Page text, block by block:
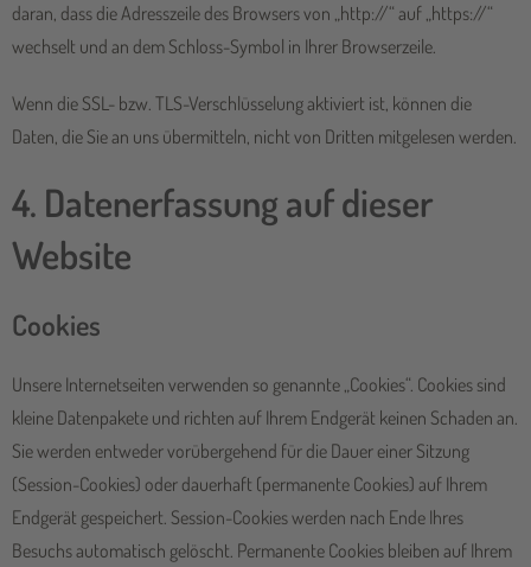
daran, dass die Adresszeile des Browsers von „http://“ auf „https://“
wechselt und an dem Schloss-Symbol in Ihrer Browserzeile.
Wenn die SSL- bzw. TLS-Verschlüsselung aktiviert ist, können die
Daten, die Sie an uns übermitteln, nicht von Dritten mitgelesen werden.
4. Datenerfassung auf dieser
Website
Cookies
Unsere Internetseiten verwenden so genannte „Cookies“. Cookies sind
kleine Datenpakete und richten auf Ihrem Endgerät keinen Schaden an.
Sie werden entweder vorübergehend für die Dauer einer Sitzung
(Session-Cookies) oder dauerhaft (permanente Cookies) auf Ihrem
Endgerät gespeichert. Session-Cookies werden nach Ende Ihres
Besuchs automatisch gelöscht. Permanente Cookies bleiben auf Ihrem